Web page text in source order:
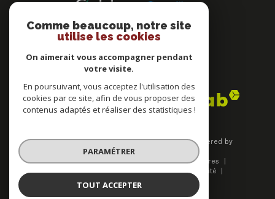
ADHÉRENTS
© 2026 | Tous droits réservés | Traduction powered by
Google |
Plan du site
Mentions légales
Nos honoraires
Admin
Nos liens
Politique de confidentialité
Politique RGPD
Comme beaucoup, notre site
utilise les cookies
On aimerait vous accompagner pendant
votre visite.
En poursuivant, vous acceptez l'utilisation des
cookies par ce site, afin de vous proposer des
contenus adaptés et réaliser des statistiques !
PARAMÉTRER
TOUT ACCEPTER